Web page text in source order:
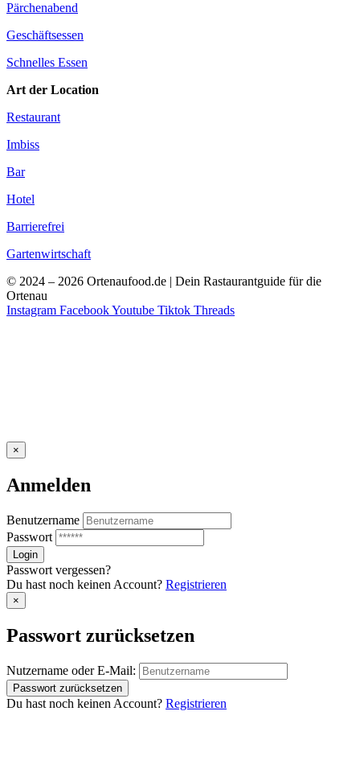
Pärchenabend
Geschäftsessen
Schnelles Essen
Art der Location
Restaurant
Imbiss
Bar
Hotel
Barrierefrei
Gartenwirtschaft
© 2024 – 2026 Ortenaufood.de | Dein Rastaurantguide für die
Ortenau
Instagram FacebookYoutube Tiktok Threads
×
Anmelden
Benutzername
Passwort
Passwort vergessen?
Du hast noch keinen Account? Registrieren
×
Passwort zurücksetzen
Nutzername oder E-Mail:
Du hast noch keinen Account? Registrieren